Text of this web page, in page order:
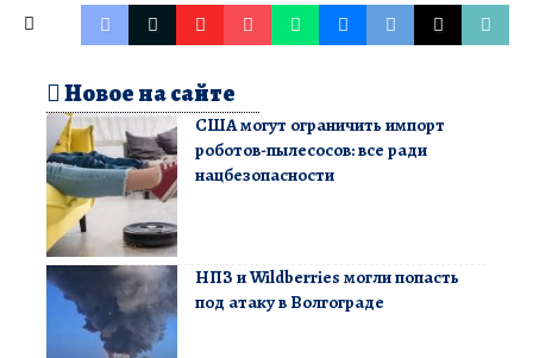
Новое на сайте
США могут ограничить импорт
роботов-пылесосов: все ради
нацбезопасности
НПЗ и Wildberries могли попасть
под атаку в Волгограде